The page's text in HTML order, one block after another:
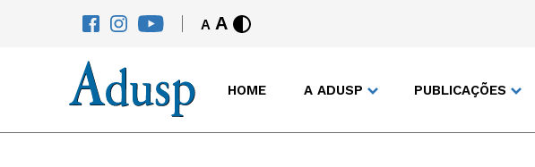
A A
HOME A ADUSP PUBLICAÇÕES